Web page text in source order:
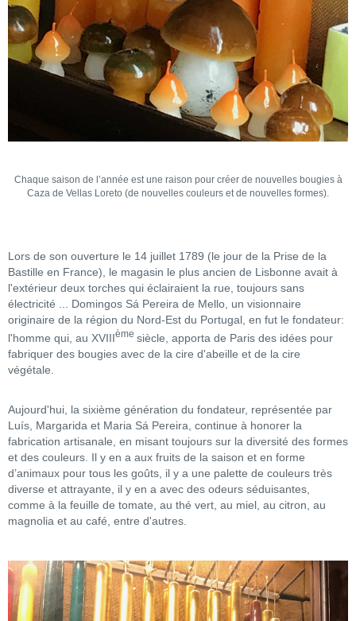
Chaque saison de l’année est une raison pour créer de nouvelles bougies à
Caza de Vellas Loreto (de nouvelles couleurs et de nouvelles formes).
Lors de son ouverture le 14 juillet 1789 (le jour de la Prise de la
Bastille en France), le magasin le plus ancien de Lisbonne avait à
l'extérieur deux torches qui éclairaient la rue, toujours sans
électricité ... Domingos Sá Pereira de Mello, un visionnaire
originaire de la région du Nord-Est du Portugal, en fut le fondateur:
l'homme qui, au XVIIIème siècle, apporta de Paris des idées pour
fabriquer des bougies avec de la cire d'abeille et de la cire
végétale.
Aujourd'hui, la sixième génération du fondateur, représentée par
Luís, Margarida et Maria Sá Pereira, continue à honorer la
fabrication artisanale, en misant toujours sur la diversité des formes
et des couleurs. Il y en a aux fruits de la saison et en forme
d’animaux pour tous les goûts, il y a une palette de couleurs très
diverse et attrayante, il y en a avec des odeurs séduisantes,
comme à la feuille de tomate, au thé vert, au miel, au citron, au
magnolia et au café, entre d'autres.